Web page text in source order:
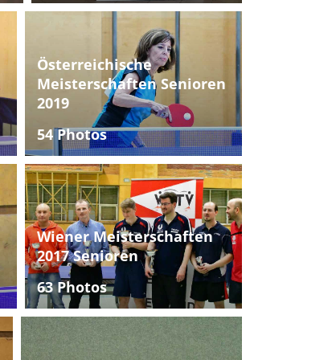
Österreichische
Meisterschaften Senioren
2019
54 Photos
Wiener Meisterschaften
2017 Senioren
63 Photos